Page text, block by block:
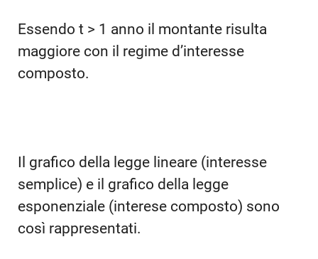
Essendo t > 1 anno il montante risulta
maggiore con il regime d’interesse
composto.
Il grafico della legge lineare (interesse
semplice) e il grafico della legge
esponenziale (interese composto) sono
così rappresentati.